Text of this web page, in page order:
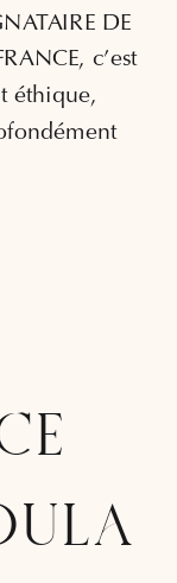
DE
c’est
éthique,